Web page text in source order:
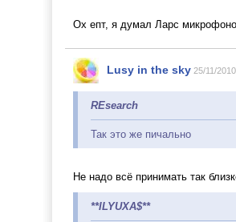
Ох епт, я думал Ларс
Lusy in the sky 25/11/2010
REsearch
Так это же пичально
Не надо всё принимать так
**ILYUXA$**